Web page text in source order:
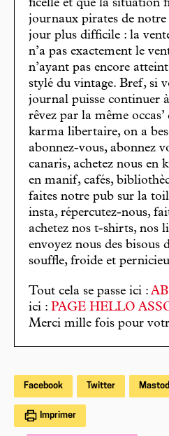
ficelle et que la situation
journaux pirates de notre
jour plus difficile : la
n’a pas exactement le
n’ayant pas encore
stylé du vintage. Bref, si
journal puisse continuer
rêvez par la même
karma libertaire, on a
abonnez-vous, abonnez
canaris, achetez nous en
en manif, cafés,
faites notre pub sur la
insta, répercutez-nous,
achetez nos t-shirts, nos
envoyez nous des bisous
souffle, froide et
Tout cela se passe ici :
ici : PAGE HELLO
Merci mille fois pour
Facebook Twitter
Imprimer